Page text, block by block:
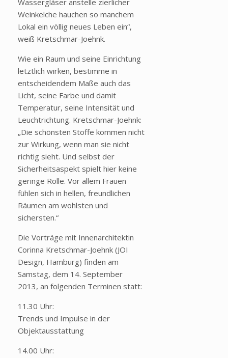
Wassergläser anstelle zierlicher
Weinkelche hauchen so manchem
Lokal ein völlig neues Leben ein“,
weiß Kretschmar-Joehnk.
Wie ein Raum und seine Einrichtung
letztlich wirken, bestimme in
entscheidendem Maße auch das
Licht, seine Farbe und damit
Temperatur, seine Intensität und
Leuchtrichtung. Kretschmar-Joehnk:
„Die schönsten Stoffe kommen nicht
zur Wirkung, wenn man sie nicht
richtig sieht. Und selbst der
Sicherheitsaspekt spielt hier keine
geringe Rolle. Vor allem Frauen
fühlen sich in hellen, freundlichen
Räumen am wohlsten und
sichersten.“
Die Vorträge mit Innenarchitektin
Corinna Kretschmar-Joehnk (JOI
Design, Hamburg) finden am
Samstag, dem 14. September
2013, an folgenden Terminen statt:
11.30 Uhr:
Trends und Impulse in der
Objektausstattung
14.00 Uhr: